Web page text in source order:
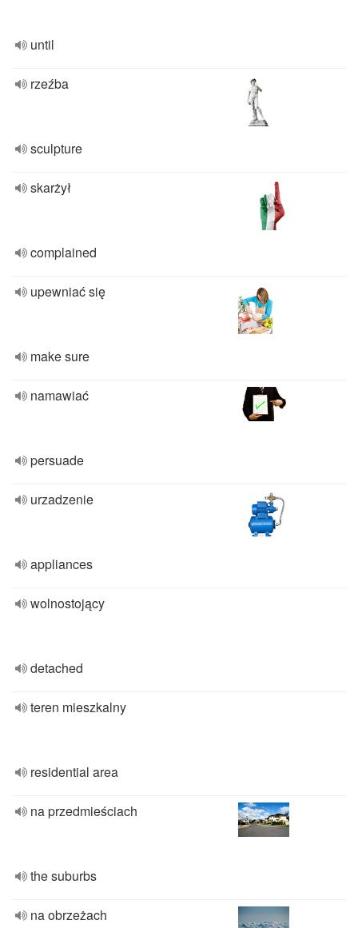
until
rzeźba
sculpture
skarżył
complained
upewniać się
make sure
namawiać
persuade
urzadzenie
appliances
wolnostojący
detached
teren mieszkalny
residential area
na przedmieściach
the suburbs
na obrzeżach